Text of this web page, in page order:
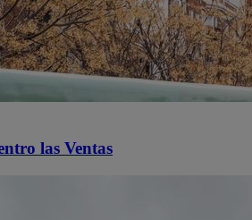
las Ventas